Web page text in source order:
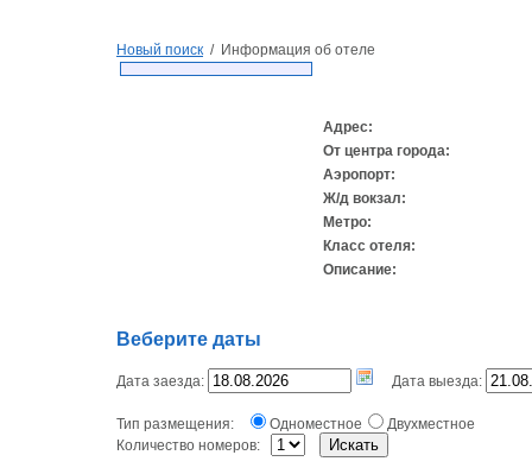
Новый поиск / Информация об отеле
Адрес:
От центра города:
Аэропорт:
Ж/д вокзал:
Метро:
Класс отеля:
Описание:
Веберите даты
Дата заезда: Дата выезда:
Тип размещения: Одноместное
Двухместное
Количество номеров: